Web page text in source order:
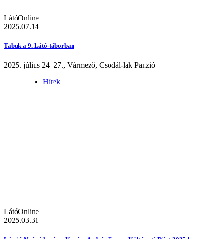
LátóOnline
2025.07.14
Tabuk a 9. Látó-táborban
2025. július 24–27., Vármező, Csodál-lak Panzió
Hírek
LátóOnline
2025.03.31